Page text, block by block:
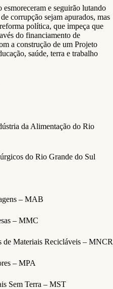
e seguirão lutando
corrupção sejam apurados, mas
política, que impeça que
do financiamento de
a construção de um Projeto
saúde, terra e trabalho
da Alimentação do Rio
do Rio Grande do Sul
– MAB
– MMC
de Materiais Recicláveis – MNCR
– MPA
Sem Terra – MST